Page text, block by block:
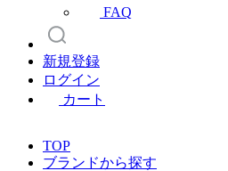
FAQ
新規登録
ログイン
カート
TOP
ブランドから探す